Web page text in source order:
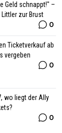
Geld schnappt!" –
zur Brust
0
Ticketverkauf ab
vergeben
0
wo liegt der Ally
0